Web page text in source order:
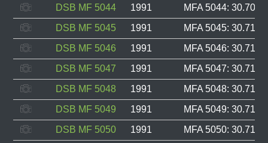
DSB MF 5044 1991
MFA 5044:
DSB MF 5045
1991
MFA 5045:
DSB MF 5046
1991
MFA 5046:
DSB MF 5047
1991
MFA 5047:
DSB MF 5048
1991
MFA 5048:
DSB MF 5049
1991
MFA 5049:
DSB MF 5050
1991
MFA 5050: